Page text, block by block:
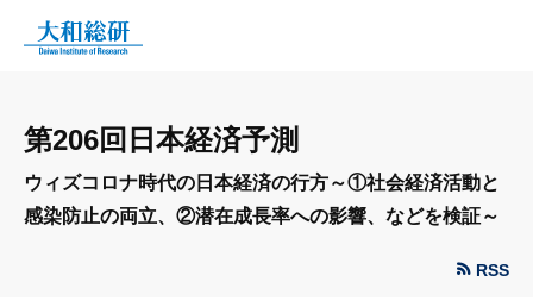
第206回日本経済予測
ウィズコロナ時代の日本経済の行方～①社会経済活動と
感染防止の両立、②潜在成長率への影響、などを検証～
RSS